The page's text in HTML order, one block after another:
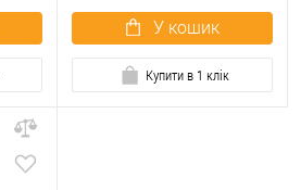
У кошик
Купити в 1 клік